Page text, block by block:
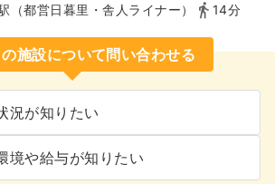
（都営日暮里・舎人ライナー）
14分
の施設について問い合わせる
況が知りたい
境や給与が知りたい